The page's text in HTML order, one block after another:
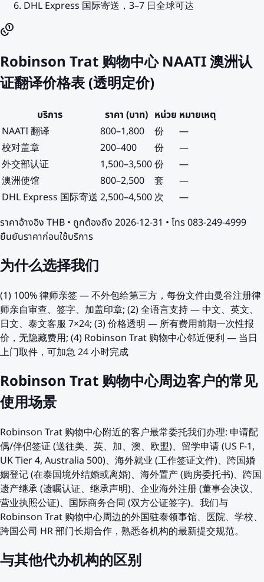
DHL Express 国际寄送，3–7 日全球可达
Robinson Trat 购物中心 NAATI 澳洲认
证翻译价格表 (透明定价)
บริการ ราคา (บาท) หน่วย หมายเหตุ
NAATI 翻译
800–1,800 份
—
校对盖章
200–400 份
—
外交部认证
1,500–3,500份
—
澳洲使馆
800–2,500 套
—
DHL Express 国际寄送 2,500–4,500次
—
ราคาอ้างอิง THB • ถูกต้องถึง 2026-12-31 • โทร 083-249-4999
ยืนยันราคาก่อนใช้บริการ
为什么选择我们
(1) 100% 律师亲签 — 不外包给第三方，每份文件由曼谷注册律
师亲自审查、签字、加盖印章; (2) 全语言支持 — 中文、英文、
日文、泰文客服 7×24; (3) 价格透明 — 所有费用前期一次性报
价，无隐藏费用; (4) Robinson Trat 购物中心邻近便利 — 当日
上门取件，可加急 24 小时完成
Robinson Trat 购物中心周边客户的常见
使用场景
Robinson Trat 购物中心附近的客户最常委托我们办理: 申请配
偶/伴侣签证 (送往美、英、加、澳、欧盟)、留学申请 (US F-1,
UK Tier 4, Australia 500)、海外就业 (工作签证文件)、跨国婚
姻登记 (在泰国境外结婚或离婚)、海外置产 (购房委托书)、跨国
遗产继承 (遗嘱认证、继承声明)、企业海外注册 (董事会决议、
营业执照公证)、国际商务合同 (双方公证签字)。我们与
Robinson Trat 购物中心周边的外国驻泰领事馆、医院、学校、
跨国公司 HR 部门长期合作，熟悉各机构的最新提交规范。
与其他代办机构的区别